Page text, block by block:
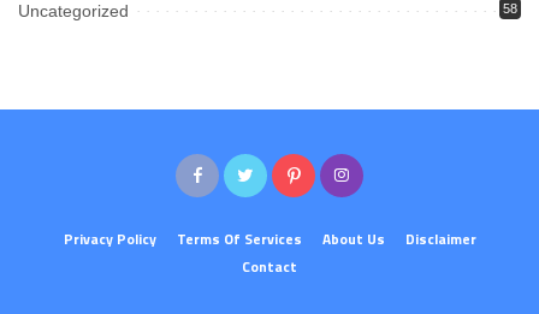
Uncategorized 58
Privacy Policy Terms Of Services About Us
Disclaimer
Contact